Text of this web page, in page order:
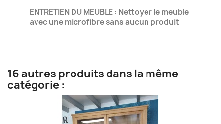
ENTRETIEN DU MEUBLE : Nettoyer le meuble
avec une microfibre sans aucun produit
16 autres produits dans la même
catégorie :